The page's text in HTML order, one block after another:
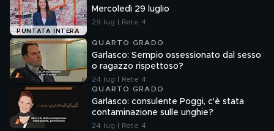
PUNTATA INTERA
Mercoledì 29 luglio
29 lug | Rete 4
QUARTO GRADO
Garlasco: Sempio ossessionato dal sesso
o ragazzo rispettoso?
24 lug | Rete 4
QUARTO GRADO
Garlasco: consulente Poggi, c'è stata
contaminazione sulle unghie?
24 lug | Rete 4